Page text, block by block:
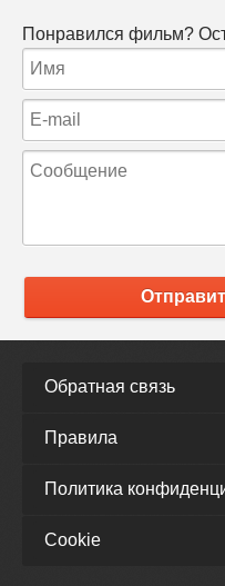
Понравился фильм?
Обратная связь
Правила
Политика
Cookie